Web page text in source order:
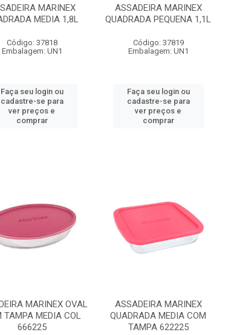
MARINEX
MEDIA 1,8L
Código: 37818
Embalagem: UN1
Faça seu login ou
cadastre-se para
ver preços e
comprar
ASSADEIRA MARINEX
QUADRADA PEQUENA 1,1L
Código: 37819
Embalagem: UN1
Faça seu login ou
cadastre-se para
ver preços e
comprar
MARINEX OVAL
TAMPA MEDIA COL
666225
ASSADEIRA MARINEX
QUADRADA MEDIA COM
TAMPA 622225